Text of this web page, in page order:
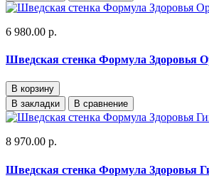
6 980.00 р.
Шведская стенка Формула Здоровья
В корзину
В закладки
В сравнение
8 970.00 р.
Шведская стенка Формула Здоровья